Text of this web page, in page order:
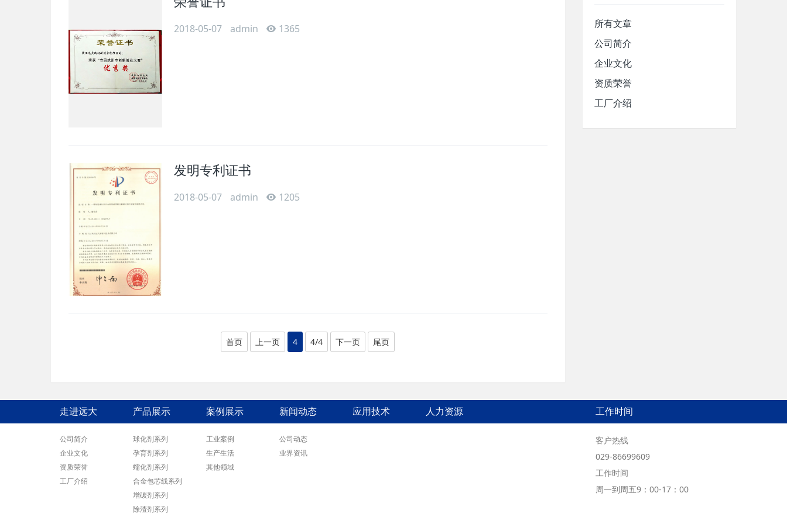
2018-05-07 admin 1365
发明专利证书
2018-05-07 admin 1205
首页 上一页 4 4/4 下一页 尾页
所有文章
公司简介
企业文化
资质荣誉
工厂介绍
走进远大
公司简介
企业文化
资质荣誉
工厂介绍
产品展示
球化剂系列
孕育剂系列
蠕化剂系列
合金包芯线系列
增碳剂系列
除渣剂系列
案例展示
工业案例
生产生活
其他领域
新闻动态
公司动态
业界资讯
应用技术 人力资源 工作时间
客户热线
029-86699609
工作时间
周一到周五9：00-17：00